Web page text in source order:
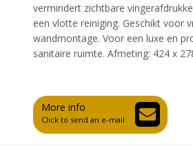
vermindert zichtbare
een vlotte reiniging. Geschikt voor
wandmontage. Voor een luxe en
sanitaire ruimte. Afmeting: 424 x
More info
Click to send an e-mail